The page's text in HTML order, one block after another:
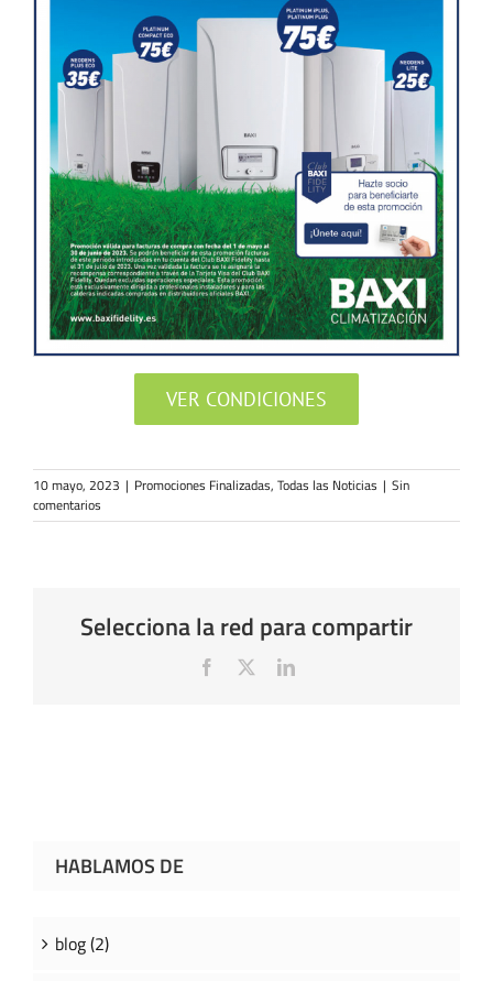
VER CONDICIONES
10 mayo, 2023 | Promociones Finalizadas, Todas las Noticias | Sin
comentarios
Selecciona la red para compartir
Facebook LinkedIn
HABLAMOS DE
blog (2)